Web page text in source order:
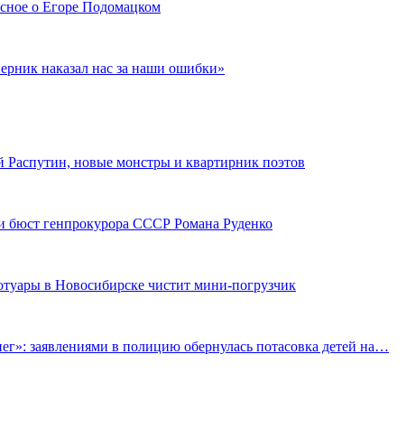
о Егоре Подомацком
наказал нас за наши ошибки»
новые монстры и квартирник поэтов
бюст генпрокурора СССР Романа Руденко
в Новосибирске чистит мини-погрузчик
заявлениями в полицию обернулась потасовка детей на…